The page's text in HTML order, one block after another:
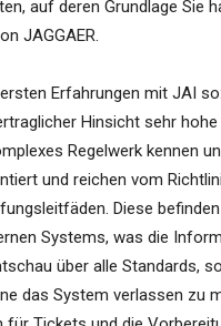
auf deren Grundlage Sie
JAGGAER.
Erfahrungen mit JAI
Hinsicht sehr hohe
Regelwerk kennen
und reichen vom
Diese
Systems, was die
über alle Standards,
das System verlassen zu